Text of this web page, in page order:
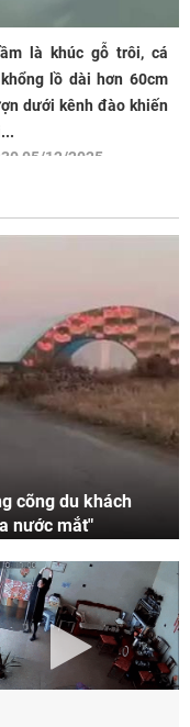
là khúc gỗ trôi, cá
lồ dài hơn 60cm
dưới kênh đào khiến
05/12/2025
cõng du khách
nước mắt"